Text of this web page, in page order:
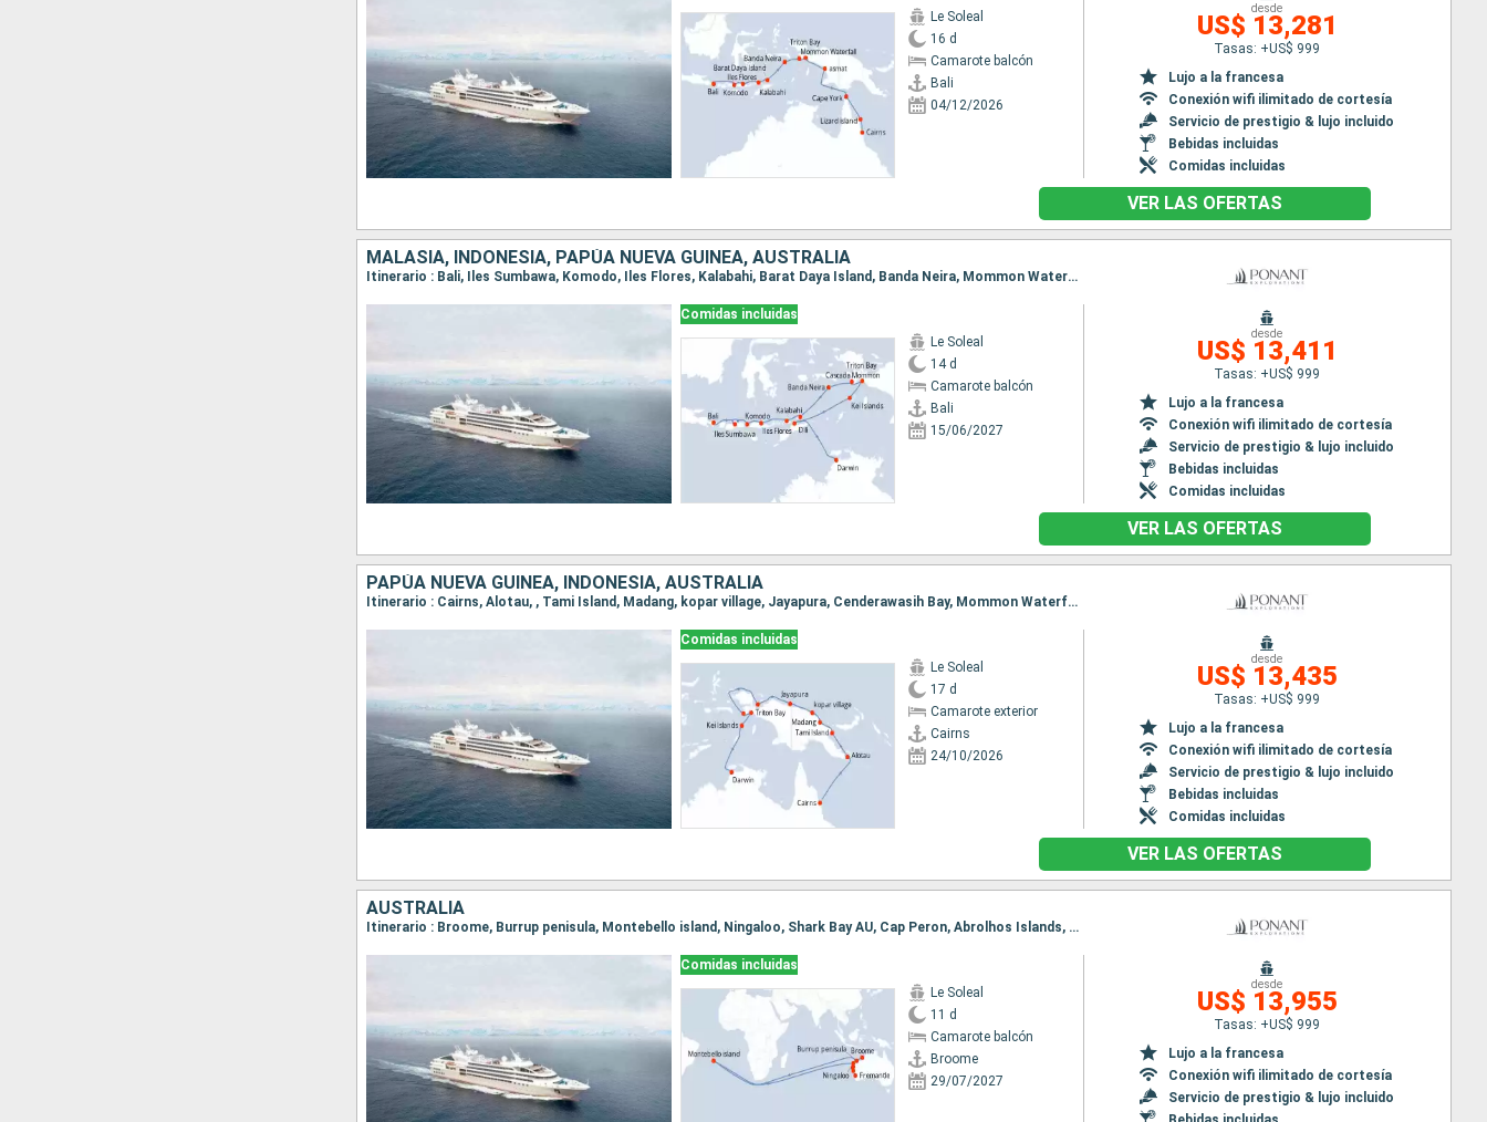
Le Soleal
16 d
Camarote balcón
Bali
04/12/2026
desde
US$ 13,281
Tasas: +US$ 999
Lujo a la francesa
Conexión wifi ilimitado de cortesía
Servicio de prestigio & lujo incluido
Bebidas incluidas
Comidas incluidas
VER LAS OFERTAS
MALASIA, INDONESIA, PAPÚA NUEVA GUINEA, AUSTRALIA
Itinerario : Bali, Iles Sumbawa, Komodo, Iles Flores, Kalabahi, Barat Daya Island, Banda Neira, Mommon Waterfall, Triton Bay, Kei Islands, Dili, Darwin
Comidas incluidas
Le Soleal
14 d
Camarote balcón
Bali
15/06/2027
desde
US$ 13,411
Tasas: +US$ 999
Lujo a la francesa
Conexión wifi ilimitado de cortesía
Servicio de prestigio & lujo incluido
Bebidas incluidas
Comidas incluidas
VER LAS OFERTAS
PAPÚA NUEVA GUINEA, INDONESIA, AUSTRALIA
Itinerario : Cairns, Alotau, , Tami Island, Madang, kopar village, Jayapura, Cenderawasih Bay, Mommon Waterfall, Triton Bay, Kei Islands, Darwin
Comidas incluidas
Le Soleal
17 d
Camarote exterior
Cairns
24/10/2026
desde
US$ 13,435
Tasas: +US$ 999
Lujo a la francesa
Conexión wifi ilimitado de cortesía
Servicio de prestigio & lujo incluido
Bebidas incluidas
Comidas incluidas
VER LAS OFERTAS
AUSTRALIA
Itinerario : Broome, Burrup penisula, Montebello island, Ningaloo, Shark Bay AU, Cap Peron, Abrolhos Islands, Fremantle
Comidas incluidas
Le Soleal
11 d
Camarote balcón
Broome
29/07/2027
desde
US$ 13,955
Tasas: +US$ 999
Lujo a la francesa
Conexión wifi ilimitado de cortesía
Servicio de prestigio & lujo incluido